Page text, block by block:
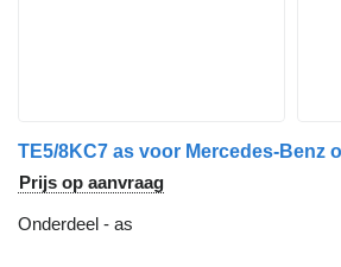
TE5/8KC7 as voor Mercedes-Benz
Prijs op aanvraag
Onderdeel - as